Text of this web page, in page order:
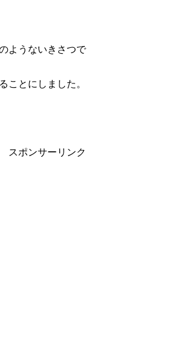
ようないきさつで
ことにしました。
スポンサーリンク